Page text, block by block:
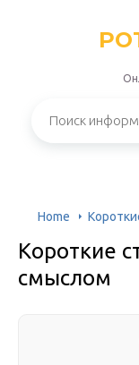
Home
Короткие
смыслом